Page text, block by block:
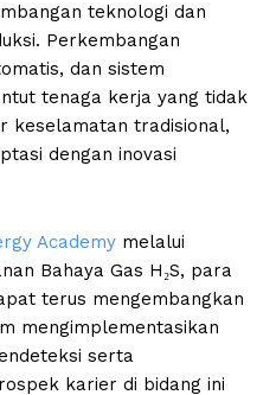
teknologi dan
Perkembangan
dan sistem
tenaga kerja yang tidak
keselamatan tradisional,
dengan inovasi
Academy melalui
Bahaya Gas H₂S, para
terus mengembangkan
mengimplementasikan
serta
karier di bidang ini